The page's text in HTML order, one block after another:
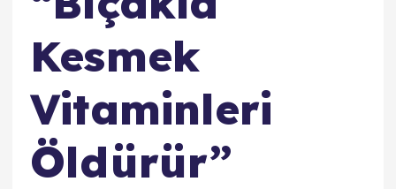
Kesmek
Vitaminleri
Öldürür”